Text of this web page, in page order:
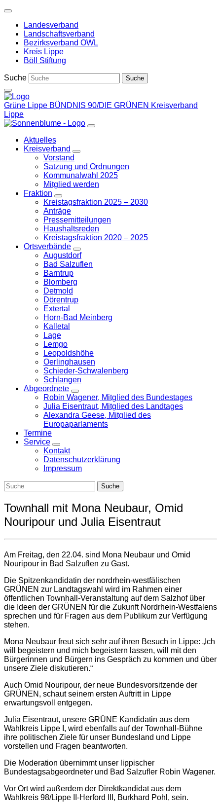
Weiter
Inhalt
Landesverband
Landschaftsverband
Bezirksverband OWL
Kreis Lippe
Böll Stiftung
Suche
Grüne Lippe BÜNDNIS 90/DIE GRÜNEN Kreisverband
Lippe
Aktuelles
Kreisverband
Zeige
Untermenü
Vorstand
Satzung und Ordnungen
Kommunalwahl 2025
Mitglied werden
Fraktion
Zeige
Untermenü
Kreistagsfraktion 2025 – 2030
Anträge
Pressemitteilungen
Haushaltsreden
Kreistagsfraktion 2020 – 2025
Ortsverbände
Zeige
Untermenü
Augustdorf
Bad Salzuflen
Barntrup
Blomberg
Detmold
Dörentrup
Extertal
Horn-Bad Meinberg
Kalletal
Lage
Lemgo
Leopoldshöhe
Oerlinghausen
Schieder-Schwalenberg
Schlangen
Abgeordnete
Zeige
Untermenü
Robin Wagener, Mitglied des Bundestages
Julia Eisentraut, Mitglied des Landtages
Alexandra Geese, Mitglied des
Europaparlaments
Termine
Service
Zeige
Untermenü
Kontakt
Datenschutzerklärung
Impressum
Townhall mit Mona Neubaur, Omid
Nouripour und Julia Eisentraut
Am Freitag, den 22.04. sind Mona Neubaur und Omid
Nouripour in Bad Salzuflen zu Gast.
Die Spitzenkandidatin der nordrhein-westfälischen
GRÜNEN zur Landtagswahl wird im Rahmen einer
öffentlichen Townhall-Veranstaltung auf dem Salzhof über
die Ideen der GRÜNEN für die Zukunft Nordrhein-Westfalens
sprechen und für Fragen aus dem Publikum zur Verfügung
stehen.
Mona Neubaur freut sich sehr auf ihren Besuch in Lippe: „Ich
will begeistern und mich begeistern lassen, will mit den
Bürgerinnen und Bürgern ins Gespräch zu kommen und über
unsere Ziele diskutieren.“
Auch Omid Nouripour, der neue Bundesvorsitzende der
GRÜNEN, schaut seinem ersten Auftritt in Lippe
erwartungsvoll entgegen.
Julia Eisentraut, unsere GRÜNE Kandidatin aus dem
Wahlkreis Lippe I, wird ebenfalls auf der Townhall-Bühne
ihre politischen Ziele für unser Bundesland und Lippe
vorstellen und Fragen beantworten.
Die Moderation übernimmt unser lippischer
Bundestagsabgeordneter und Bad Salzufler Robin Wagener.
Vor Ort wird außerdem der Direktkandidat aus dem
Wahlkreis 98/Lippe II-Herford III, Burkhard Pohl, sein.